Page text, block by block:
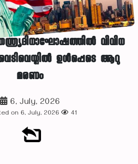
വിവിധ
ഉള്‍പ്പെടെ ആറു
മരണം
6, July, 2026
on 6, July, 2026 41